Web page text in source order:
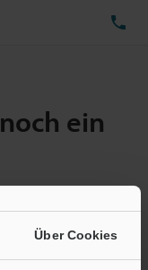
Über Cookies
ein